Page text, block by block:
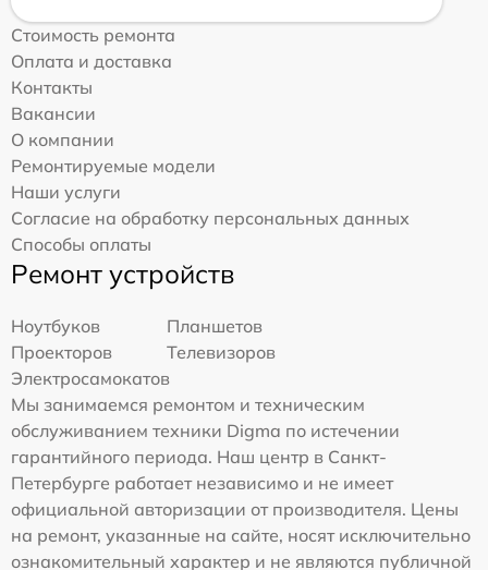
Стоимость ремонта
Оплата и доставка
Контакты
Вакансии
О компании
Ремонтируемые модели
Наши услуги
Согласие на обработку персональных данных
Способы оплаты
Ремонт устройств
Ноутбуков
Планшетов
Проекторов
Телевизоров
Электросамокатов
Мы занимаемся ремонтом и техническим
обслуживанием техники Digma по истечении
гарантийного периода. Наш центр в Санкт-
Петербурге работает независимо и не имеет
официальной авторизации от производителя. Цены
на ремонт, указанные на сайте, носят исключительно
ознакомительный характер и не являются публичной